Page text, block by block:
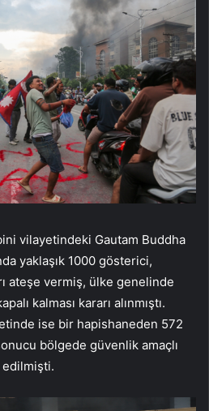
vilayetindeki Gautam Buddha
yaklaşık 1000 gösterici,
ateşe vermiş, ülke genelinde
kalması kararı alınmıştı.
ise bir hapishaneden 572
bölgede güvenlik amaçlı
edilmişti.